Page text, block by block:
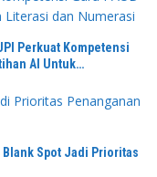
Jaya Jaya,”
Perkuat Kompetensi
AI Untuk
Spot Jadi Prioritas